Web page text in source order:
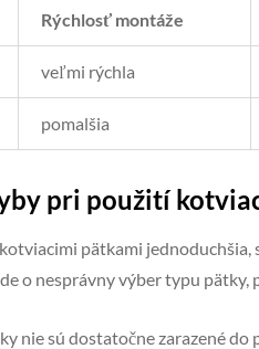
Rýchlosť montáže
veľmi rýchla
pomalšia
pri použití
pätkami
o nesprávny výber typu
nie sú dostatočne zarazené